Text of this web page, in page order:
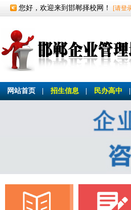
您好，欢迎来到邯郸择校网！ [请登
网站首页 招生信息 民办高中